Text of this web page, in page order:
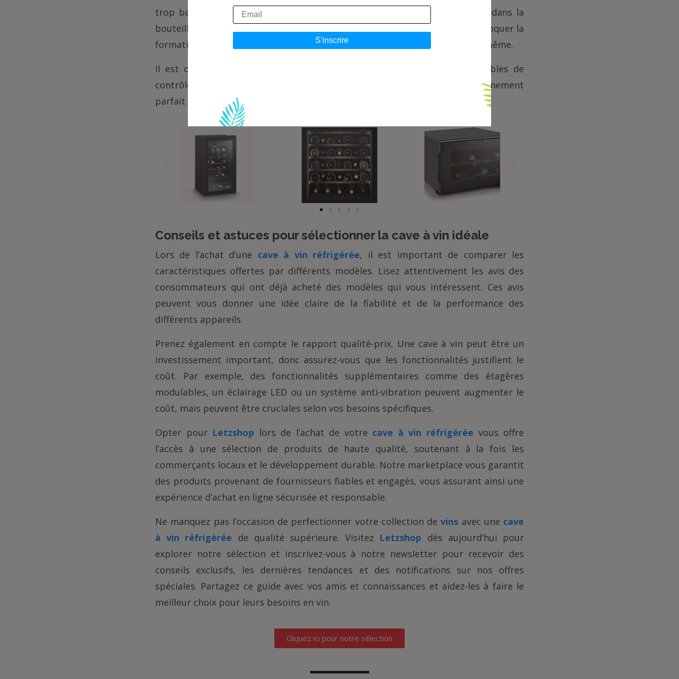
trop bas peut dessécher les bouchons, ce qui permet à l’air de s’infiltrer dans la
bouteille et de gâcher le vin. À l’inverse, une humidité trop élevée peut provoquer la
formation de moisissures et endommager tant les étiquettes que le vin lui-même.
Il est donc essentiel de choisir une cave à vin équipée de systèmes fiables de
contrôle de la température et de l’humidité, permettant de créer l’environnement
parfait pour le stockage de vos précieuses bouteilles.
Conseils et astuces pour sélectionner la cave à vin idéale
Lors de l’achat d’une cave à vin réfrigérée, il est important de comparer les
caractéristiques offertes par différents modèles. Lisez attentivement les avis des
consommateurs qui ont déjà acheté des modèles qui vous intéressent. Ces avis
peuvent vous donner une idée claire de la fiabilité et de la performance des
différents appareils.
Prenez également en compte le rapport qualité-prix. Une cave à vin peut être un
investissement important, donc assurez-vous que les fonctionnalités justifient le
coût. Par exemple, des fonctionnalités supplémentaires comme des étagères
modulables, un éclairage LED ou un système anti-vibration peuvent augmenter le
coût, mais peuvent être cruciales selon vos besoins spécifiques.
Opter pour Letzshop lors de l’achat de votre cave à vin réfrigérée vous offre
l’accès à une sélection de produits de haute qualité, soutenant à la fois les
commerçants locaux et le développement durable. Notre marketplace vous garantit
des produits provenant de fournisseurs fiables et engagés, vous assurant ainsi une
expérience d’achat en ligne sécurisée et responsable.
Ne manquez pas l’occasion de perfectionner votre collection devins avec une cave
à vin réfrigérée de qualité supérieure. Visitez Letzshop dès aujourd’hui pour
explorer notre sélection et inscrivez-vous à notre newsletter pour recevoir des
conseils exclusifs, les dernières tendances et des notifications sur nos offres
spéciales. Partagez ce guide avec vos amis et connaissances et aidez-les à faire le
meilleur choix pour leurs besoins en vin.
Cliquez ici pour notre sélection